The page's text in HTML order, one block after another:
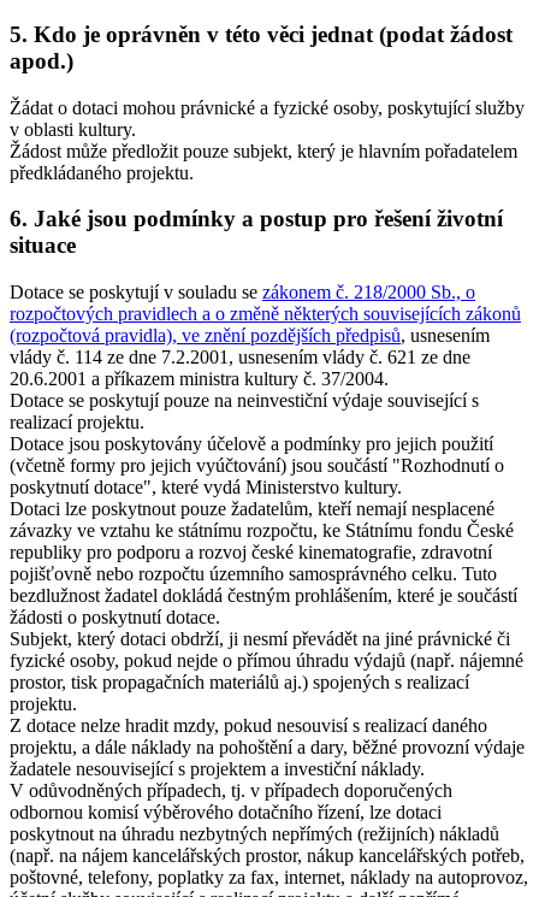
5. Kdo je oprávněn v této věci jednat (podat žádost
apod.)
Žádat o dotaci mohou právnické a fyzické osoby, poskytující služby
v oblasti kultury.
Žádost může předložit pouze subjekt, který je hlavním pořadatelem
předkládaného projektu.
6. Jaké jsou podmínky a postup pro řešení životní
situace
Dotace se poskytují v souladu se zákonem č. 218/2000 Sb., o
rozpočtových pravidlech a o změně některých souvisejících zákonů
(rozpočtová pravidla), ve znění pozdějších předpisů, usnesením
vlády č. 114 ze dne 7.2.2001, usnesením vlády č. 621 ze dne
20.6.2001 a příkazem ministra kultury č. 37/2004.
Dotace se poskytují pouze na neinvestiční výdaje související s
realizací projektu.
Dotace jsou poskytovány účelově a podmínky pro jejich použití
(včetně formy pro jejich vyúčtování) jsou součástí "Rozhodnutí o
poskytnutí dotace", které vydá Ministerstvo kultury.
Dotaci lze poskytnout pouze žadatelům, kteří nemají nesplacené
závazky ve vztahu ke státnímu rozpočtu, ke Státnímu fondu České
republiky pro podporu a rozvoj české kinematografie, zdravotní
pojišťovně nebo rozpočtu územního samosprávného celku. Tuto
bezdlužnost žadatel dokládá čestným prohlášením, které je součástí
žádosti o poskytnutí dotace.
Subjekt, který dotaci obdrží, ji nesmí převádět na jiné právnické či
fyzické osoby, pokud nejde o přímou úhradu výdajů (např. nájemné
prostor, tisk propagačních materiálů aj.) spojených s realizací
projektu.
Z dotace nelze hradit mzdy, pokud nesouvisí s realizací daného
projektu, a dále náklady na pohoštění a dary, běžné provozní výdaje
žadatele nesouvisející s projektem a investiční náklady.
V odůvodněných případech, tj. v případech doporučených
odbornou komisí výběrového dotačního řízení, lze dotaci
poskytnout na úhradu nezbytných nepřímých (režijních) nákladů
(např. na nájem kancelářských prostor, nákup kancelářských potřeb,
poštovné, telefony, poplatky za fax, internet, náklady na autoprovoz,